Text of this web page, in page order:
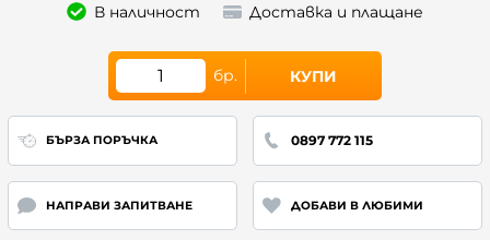
В наличност Доставка и плащане
бр. КУПИ
БЪРЗА ПОРЪЧКА 0897 772 115
НАПРАВИ ЗАПИТВАНЕ ДОБАВИ В ЛЮБИМИ